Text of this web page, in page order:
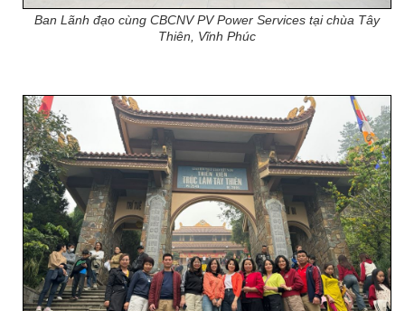
Ban Lãnh đạo cùng CBCNV PV Power Services tại chùa Tây
Thiên, Vĩnh Phúc